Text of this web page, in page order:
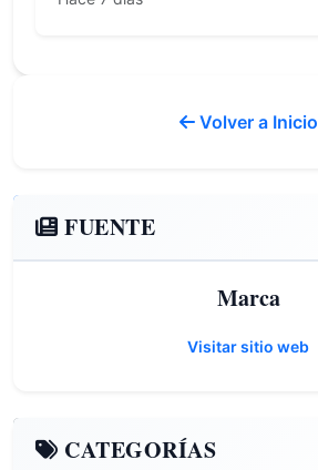
Volver a Inicio
FUENTE
Marca
Visitar sitio web
CATEGORÍAS